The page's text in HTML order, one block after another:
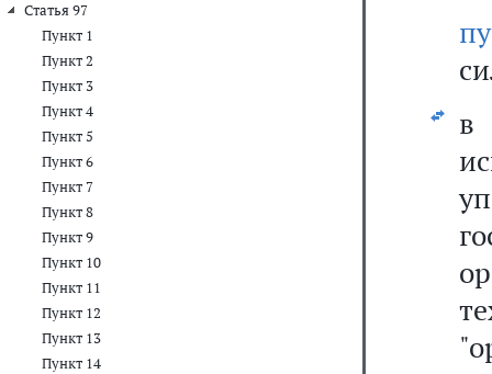
Статья 97
Пункт 1
Пункт 2
Пункт 3
Пункт 4
Пункт 5
Пункт 6
Пункт 7
Пункт 8
Пункт 9
Пункт 10
Пункт 11
Пункт 12
Пункт 13
Пункт 14